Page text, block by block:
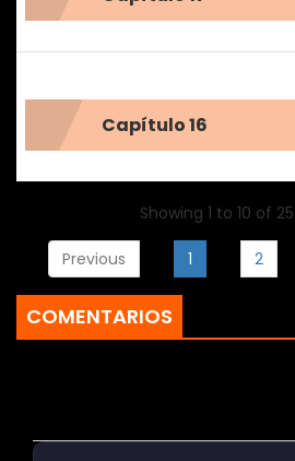
Capítulo 16
Showing 1 to 10 of
Previous 1 2
COMENTARIOS